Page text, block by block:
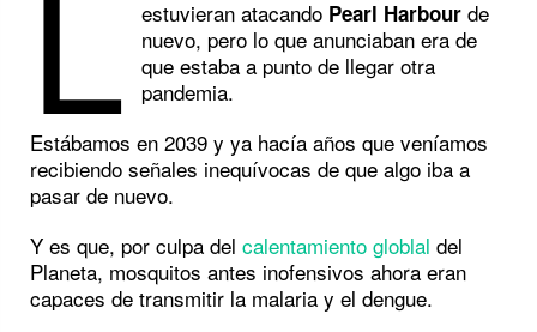
estuvieran atacando Pearl Harbourde
nuevo, pero lo que anunciaban era de
que estaba a punto de llegar otra
pandemia.
Estábamos en 2039 y ya hacía años que veníamos
recibiendo señales inequívocas de que algo iba a
pasar de nuevo.
Y es que, por culpa del calentamiento globlal del
Planeta, mosquitos antes inofensivos ahora eran
capaces de transmitir la malaria y el dengue.